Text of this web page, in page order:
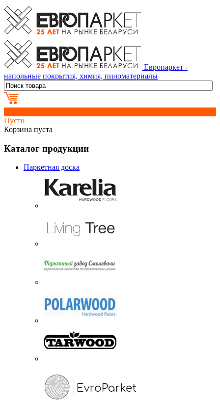
Европаркет -
напольные покрытия, химия, пиломатериалы
Пусто
Корзина пуста
Каталог продукции
Паркетная доска